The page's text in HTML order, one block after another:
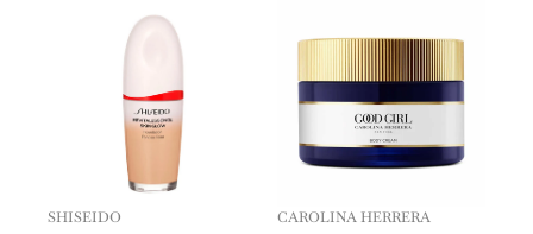
SHISEIDO CAROLINA HERRERA